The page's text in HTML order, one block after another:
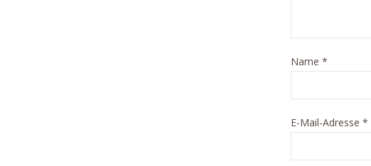
Name *
E-Mail-Adresse *